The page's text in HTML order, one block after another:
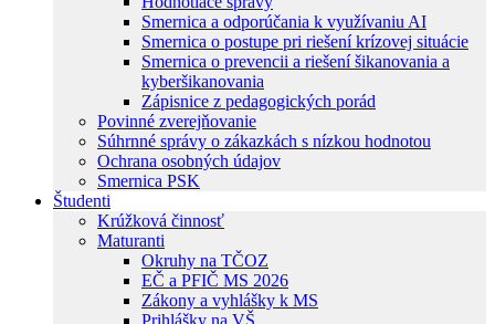
Smernica a odporúčania k využívaniu AI
Smernica o postupe pri riešení krízovej situácie
Smernica o prevencii a riešení šikanovania a
kyberšikanovania
Zápisnice z pedagogických porád
Povinné zverejňovanie
Súhrnné správy o zákazkách s nízkou hodnotou
Ochrana osobných údajov
Smernica PSK
Študenti
Krúžková činnosť
Maturanti
Okruhy na TČOZ
EČ a PFIČ MS 2026
Zákony a vyhlášky k MS
Prihlášky na VŠ